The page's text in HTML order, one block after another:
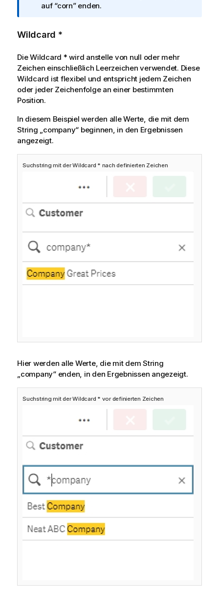
t
n
h
i
n
w
e
s
auf “corn”enden.
Wildcard *
Die Wildcard * wird anstelle von null oder mehr
Zeichen einschließlich Leerzeichen verwendet. Diese
Wildcard ist flexibel und entspricht jedem Zeichen
oder jeder Zeichenfolge an einer bestimmten
Position.
In diesem Beispiel werden alle Werte, die mit dem
String „company“ beginnen, in den Ergebnissen
angezeigt.
Suchstring mit der Wildcard * nach definierten Zeichen
Hier werden alle Werte, die mit dem String
„company“ enden, in den Ergebnissen angezeigt.
Suchstring mit der Wildcard * vor definierten Zeichen